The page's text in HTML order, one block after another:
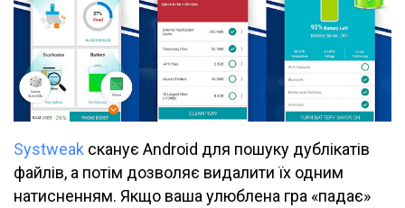
Systweak сканує Android для пошуку дублікатів
файлів, а потім дозволяє видалити їх одним
натисненням. Якщо ваша улюблена гра «падає»